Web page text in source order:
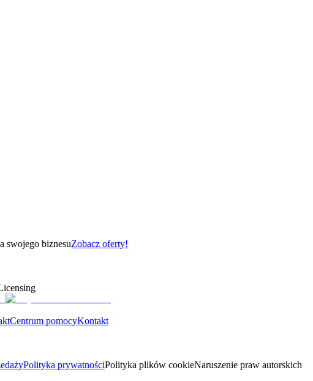
swojego biznesuZobacz oferty!
Centrum pomocyKontakt
Polityka prywatnościPolityka plików cookieNaruszenie praw autorskich